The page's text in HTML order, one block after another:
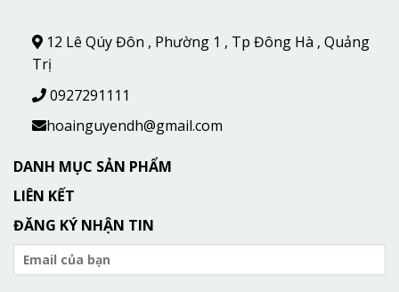
12 Lê Qúy Đôn , Phường 1 , Tp Đông Hà , Quảng
Trị
0927291111
hoainguyendh@gmail.com
DANH MỤC SẢN PHẨM
LIÊN KẾT
ĐĂNG KÝ NHẬN TIN